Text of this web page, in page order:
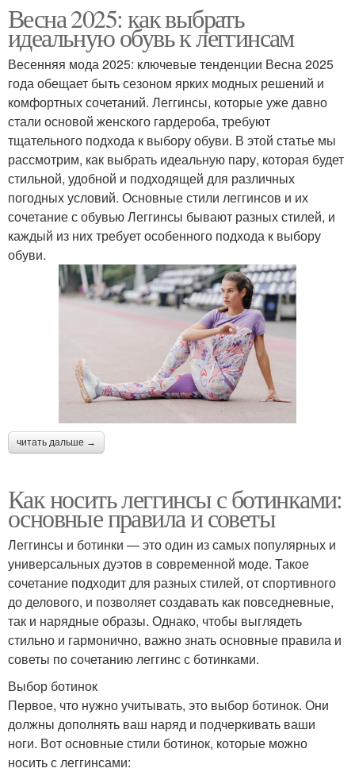
Весна 2025: как выбрать
идеальную обувь к леггинсам
Весенняя мода 2025: ключевые тенденции Весна 2025
года обещает быть сезоном ярких модных решений и
комфортных сочетаний. Леггинсы, которые уже давно
стали основой женского гардероба, требуют
тщательного подхода к выбору обуви. В этой статье мы
рассмотрим, как выбрать идеальную пару, которая будет
стильной, удобной и подходящей для различных
погодных условий. Основные стили леггинсов и их
сочетание с обувью Леггинсы бывают разных стилей, и
каждый из них требует особенного подхода к выбору
обуви.
читать дальше →
Как носить леггинсы с ботинками:
основные правила и советы
Леггинсы и ботинки — это один из самых популярных и
универсальных дуэтов в современной моде. Такое
сочетание подходит для разных стилей, от спортивного
до делового, и позволяет создавать как повседневные,
так и нарядные образы. Однако, чтобы выглядеть
стильно и гармонично, важно знать основные правила и
советы по сочетанию леггинс с ботинками.
Выбор ботинок
Первое, что нужно учитывать, это выбор ботинок. Они
должны дополнять ваш наряд и подчеркивать ваши
ноги. Вот основные стили ботинок, которые можно
носить с леггинсами: